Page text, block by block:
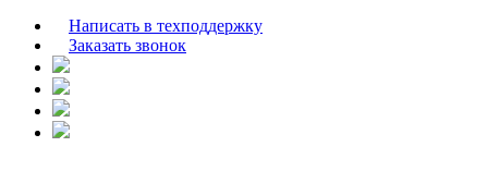
Написать в техподдержку
Заказать звонок